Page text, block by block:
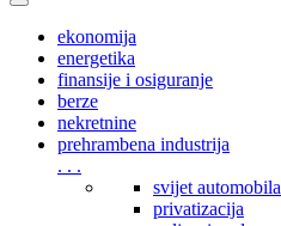
Toggle
navigationekonomija
energetika
finansije i osiguranje
berze
nekretnine
prehrambena industrija
. . .
svijet automobila
privatizacija